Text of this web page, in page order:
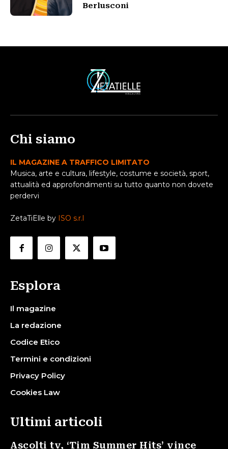
Berlusconi
Chi siamo
IL MAGAZINE A TRAFFICO LIMITATO
Musica, arte e cultura, lifestyle, costume e società, sport,
attualità ed approfondimenti su tutto quanto non dovete
perdervi
ZetaTiElle by ISO s.r.l
Esplora
Il magazine
La redazione
Codice Etico
Termini e condizioni
Privacy Policy
Cookies Law
Ultimi articoli
Ascolti tv, ‘Tim Summer Hits’ vince